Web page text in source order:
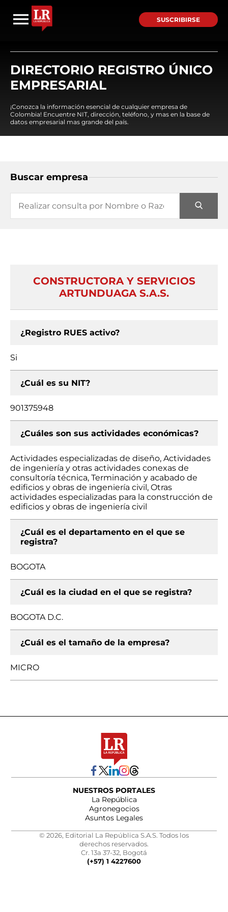
SUSCRIBIRSE
DIRECTORIO REGISTRO ÚNICO
EMPRESARIAL
¡Conozca la información esencial de cualquier empresa de
Colombia! Encuentre NIT, dirección, teléfono, y mas en la base de
datos empresarial mas grande del país.
Buscar empresa
CONSTRUCTORA Y SERVICIOS
ARTUNDUAGA S.A.S.
¿Registro RUES activo?
Si
¿Cuál es su NIT?
901375948
¿Cuáles son sus actividades económicas?
Actividades especializadas de diseño, Actividades
de ingeniería y otras actividades conexas de
consultoría técnica, Terminación y acabado de
edificios y obras de ingeniería civil, Otras
actividades especializadas para la construcción de
edificios y obras de ingeniería civil
¿Cuál es el departamento en el que se
registra?
BOGOTA
¿Cuál es la ciudad en el que se registra?
BOGOTA D.C.
¿Cuál es el tamaño de la empresa?
MICRO
NUESTROS PORTALES
La República
Agronegocios
Asuntos Legales
© 2026, Editorial La República S.A.S. Todos los
derechos reservados.
Cr. 13a 37-32, Bogotá
(+57) 1 4227600